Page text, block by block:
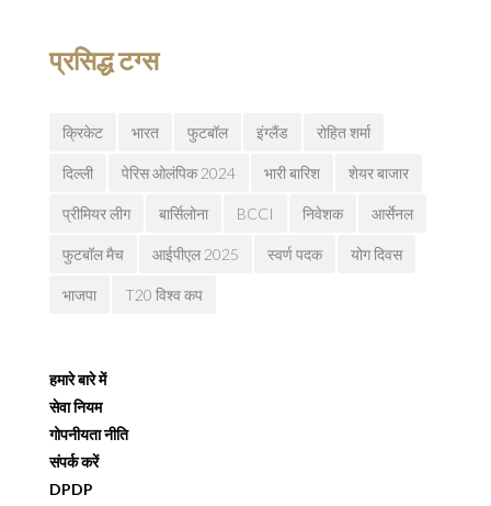
प्रसिद्ध टग्स
क्रिकेट भारत फुटबॉल इंग्लैंड रोहित शर्मा
दिल्ली पेरिस ओलंपिक 2024 भारी बारिश शेयर बाजार
प्रीमियर लीग बार्सिलोना BCCI निवेशक आर्सेनल
फुटबॉल मैच आईपीएल 2025 स्वर्ण पदक योग दिवस
भाजपा T20 विश्व कप
हमारे बारे में
सेवा नियम
गोपनीयता नीति
संपर्क करें
DPDP